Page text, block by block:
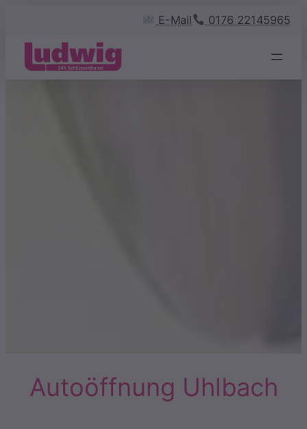
springen
E-Mail 0176 22145965
Autoöffnung Uhlbach